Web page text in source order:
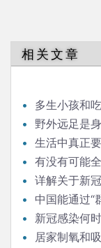
相关文章
多生小孩和
野外远足是
发言生活中真正
有没有可能
详解关于新
中国能通过“
新冠感染何
居家制氧和